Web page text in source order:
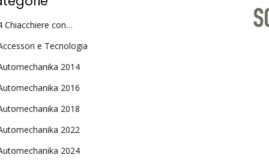
Chiacchiere con…
e Tecnologia
2014
2016
2018
2022
2024